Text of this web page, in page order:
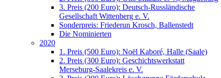
3. Preis (200 Euro): Deutsch-Russländische
Gesellschaft Wittenberg e. V.
Sonderpreis: Friederun Krosch, Ballenstedt
Die Nominierten
2020
1. Preis (500 Euro): Noël Kaboré, Halle (Saale)
2. Preis (300 Euro): Geschichtswerkstatt
Merseburg-Saalekreis e. V.